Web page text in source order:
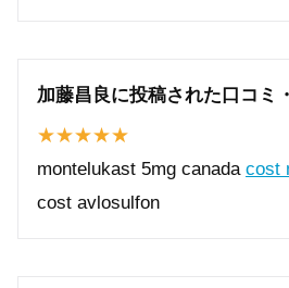
加藤昌良に投稿された口コミ
montelukast 5mg canada cost
cost avlosulfon